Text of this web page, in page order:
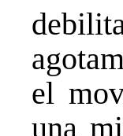
el
una